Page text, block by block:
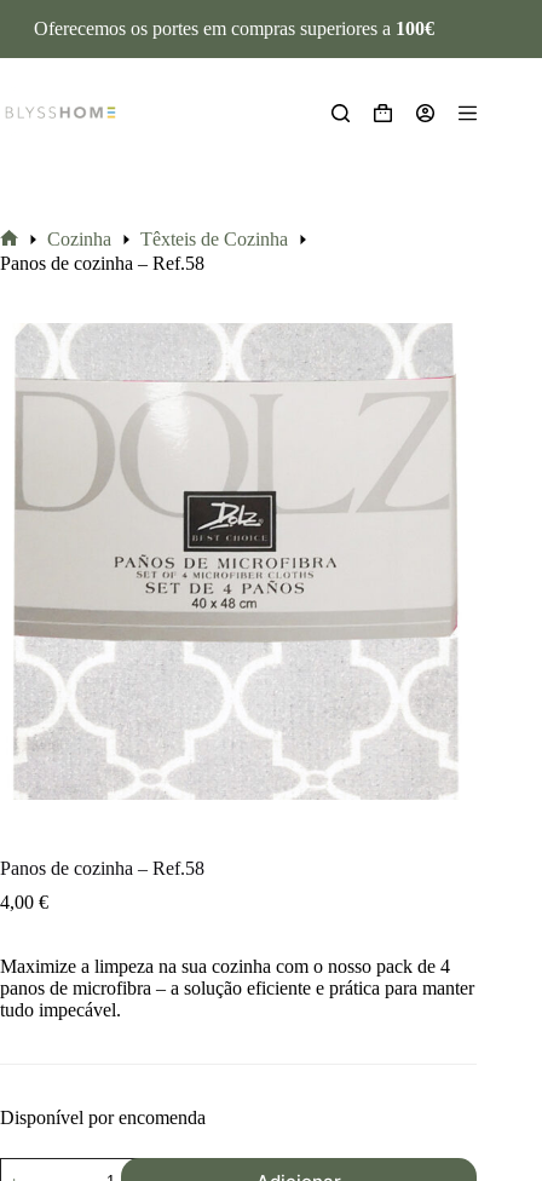
Oferecemos os portes em compras superiores a 100€
Cozinha
Têxteis de Cozinha
Panos de cozinha – Ref.58
Panos de cozinha – Ref.58
4,00 €
Maximize a limpeza na sua cozinha com o nosso pack de 4
panos de microfibra – a solução eficiente e prática para manter
tudo impecável.
Disponível por encomenda